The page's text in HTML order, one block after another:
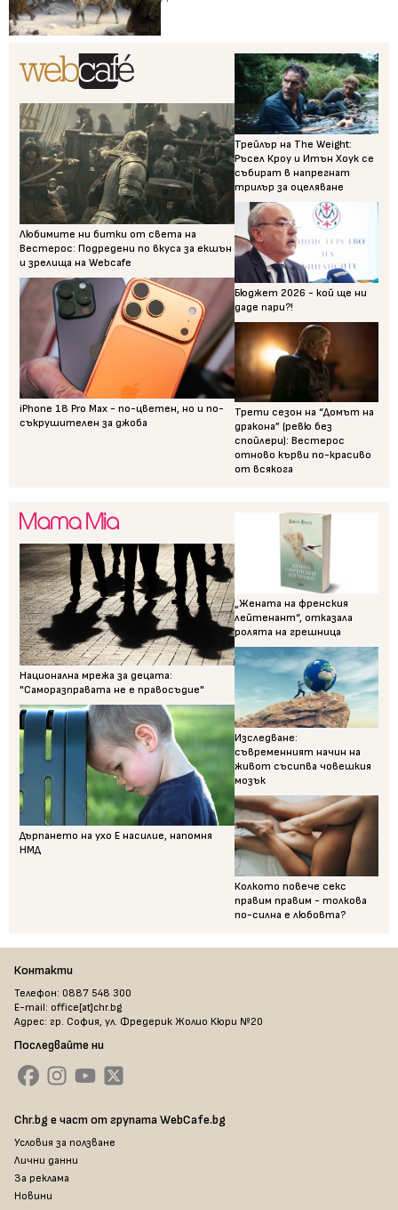
Любимите ни битки от света на
Вестерос: Подредени по вкуса за екшън
и зрелища на Webcafe
iPhone 18 Pro Max - по-цветен, но и по-
съкрушителен за джоба
Трейлър на The Weight:
Ръсел Кроу и Итън Хоук се
събират в напрегнат
трилър за оцеляване
Бюджет 2026 - кой ще ни
даде пари?!
Трети сезон на “Домът на
дракона” (ревю без
спойлери): Вестерос
отново кърви по-красиво
от всякога
Национална мрежа за децата:
"Саморазправата не е правосъдие"
Дърпането на ухо Е насилие, напомня
НМД
„Жената на френския
лейтенант“, отказала
ролята на грешница
Изследване:
съвременният начин на
живот съсипва човешкия
мозък
Колкото повече секс
правим правим - толкова
по-силна е любовта?
Контакти
Телефон: 0887 548 300
E-mail: office[at]chr.bg
Адрес: гр. София, ул. Фредерик Жолио Кюри №20
Последвайте ни
Chr.bg е част от групата WebCafe.bg
Условия за ползване
Лични данни
За реклама
Новини